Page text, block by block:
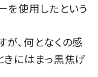
を使用したという
、何となくの感
きにはまっ黒焦げ